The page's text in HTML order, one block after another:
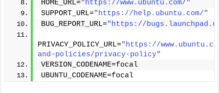
HOME_URL="https://www.ubuntu.com/"
SUPPORT_URL="https://help.ubuntu.com/"
BUG_REPORT_URL="https://
PRIVACY_POLICY_URL="https://
and-policies/privacy-policy"
VERSION_CODENAME=focal
UBUNTU_CODENAME=focal